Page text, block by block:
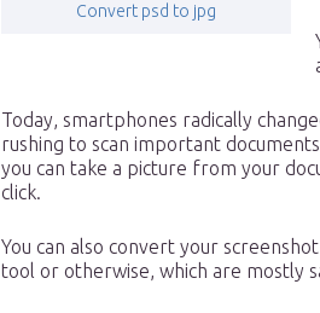
Convert psd to jpg
Today, smartphones radically
rushing to scan important
you can take a picture from your
click.
You can also convert your
tool or otherwise, which are mostly